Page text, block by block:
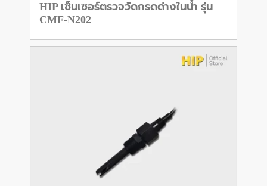
HIP เซ็นเซอร์ตรวจวัดกรดด่างในน้ำ รุ่น
CMF-N202